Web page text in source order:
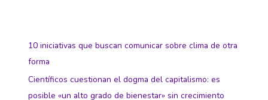
10 iniciativas que buscan comunicar sobre clima de otra
forma
Científicos cuestionan el dogma del capitalismo: es
posible «un alto grado de bienestar» sin crecimiento